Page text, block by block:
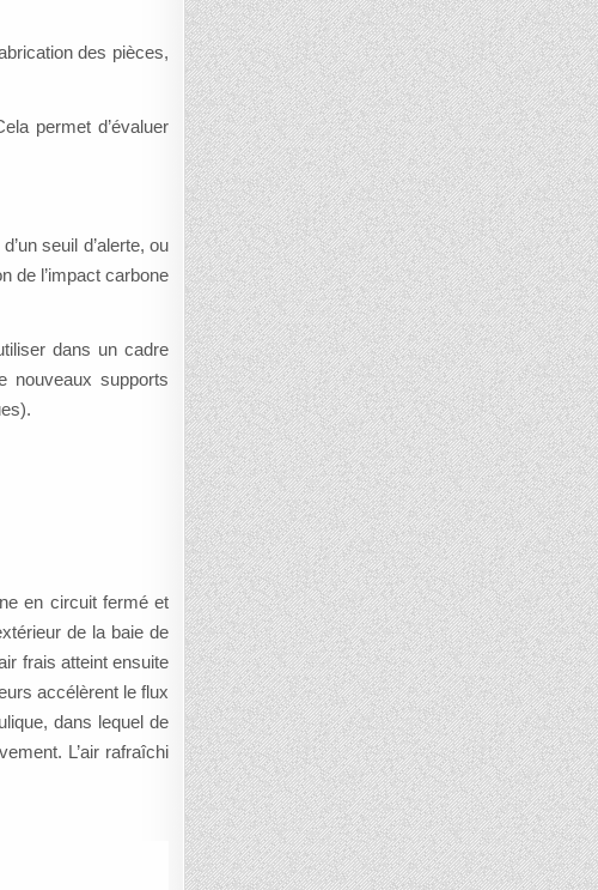
des pièces,
permet d’évaluer
seuil d’alerte, ou
de l’impact carbone
dans un cadre
nouveaux supports
en circuit fermé et
de la baie de
frais atteint ensuite
accélèrent le flux
dans lequel de
L’air rafraîchi